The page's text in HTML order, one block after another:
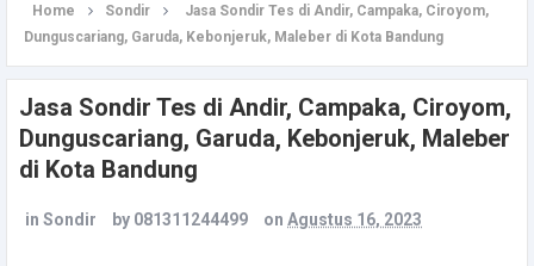
Home Sondir
Jasa Sondir Tes di Andir, Campaka, Ciroyom,
Dunguscariang, Garuda, Kebonjeruk, Maleber di Kota Bandung
Jasa Sondir Tes di Andir, Campaka, Ciroyom,
Dunguscariang, Garuda, Kebonjeruk, Maleber
di Kota Bandung
in Sondir by 081311244499 on Agustus 16, 2023